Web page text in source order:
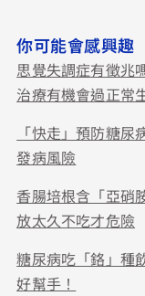
你可能會感興趣
思覺失調症有徵兆
治療有機會過正常
「快走」預防糖
發病風險
香腸培根含「亞硝
放太久不吃才危險
糖尿病吃「鉻」種
好幫手！